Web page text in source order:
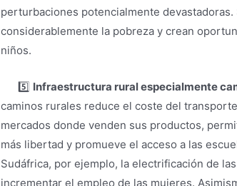
perturbaciones potencialmente
considerablemente la pobreza y crean
niños.
5️⃣ Infraestructura rural especialmente
caminos rurales reduce el coste del
mercados donde venden sus productos,
más libertad y promueve el acceso a las
Sudáfrica, por ejemplo, la electrificación de
incrementar el empleo de las mujeres.